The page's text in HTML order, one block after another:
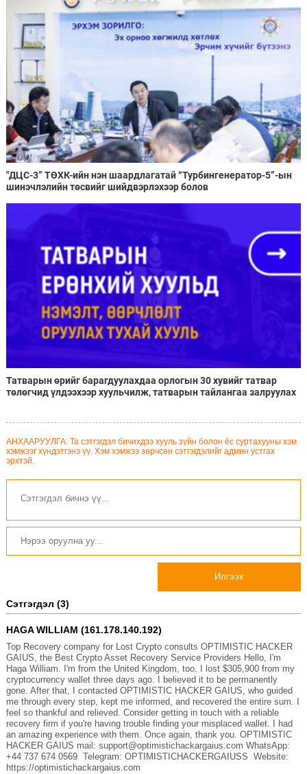
"ДЦС-3” ТӨХК-ийн нэн шаардлагатай “Турбингенератор-5”-ын
шинэчлэлийн төсвийг шийдвэрлэхээр болов
Татварын өрийг барагдуулахдаа орлогын 30 хувийг татвар
төлөгчид үлдээхээр хуульчилж, татварын тайлангаа залруулах
АНХААРУУЛГА: Та сэтгэгдэл бичихдээ хууль зүйн болон ёс суртахууны хэм
хэмжээг хүндэтгэнэ үү. Хэм хэмжээ зөрчсөн сэтгэгдэлийг админ устгах
эрхтэй.
Илгээх
Сэтгэгдэл (3)
HAGA WILLIAM (161.178.140.192)
Top Recovery company for Lost Crypto consults OPTIMISTIC HACKER
GAIUS, the Best Crypto Asset Recovery Service Providers Hello, I'm
Haga William. I'm from the United Kingdom, too. I lost $305,900 from my
cryptocurrency wallet three days ago. I believed it to be permanently
gone. After that, I contacted OPTIMISTIC HACKER GAIUS, who guided
me through every step, kept me informed, and recovered the entire sum. I
feel so thankful and relieved. Consider getting in touch with a reliable
recovery firm if you're having trouble finding your misplaced wallet. I had
an amazing experience with them. Once again, thank you. OPTIMISTIC
HACKER GAIUS mail: support@optimistichackargaius.com WhatsApp:
+44 737 674 0569 Telegram: OPTIMISTICHACKERGAIUSS Website:
https://optimistichackargaius.com